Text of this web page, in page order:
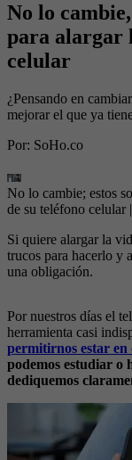
No lo
para alargar
celular
¿Pensando en
mejorar el que ya
Por: SoHo.co
No lo cambie; estos
de su teléfono celular
Si quiere alargar la
trucos para hacerlo y
una obligación.
Por nuestros días el
herramienta casi
permitirnos estar en
podemos estudiar o
dediquemos